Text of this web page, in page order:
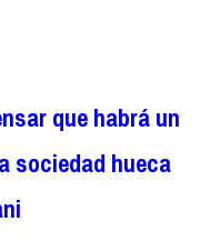
que habrá un
sociedad hueca